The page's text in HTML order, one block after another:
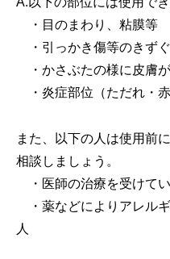
・目のまわり、粘膜等
・引っかき傷等のきず
・かさぶたの様に皮膚
・炎症部位（ただれ・赤
また、以下の人は使用前
相談しましょう。
・医師の治療を受けてい
・薬などによりアレル
人